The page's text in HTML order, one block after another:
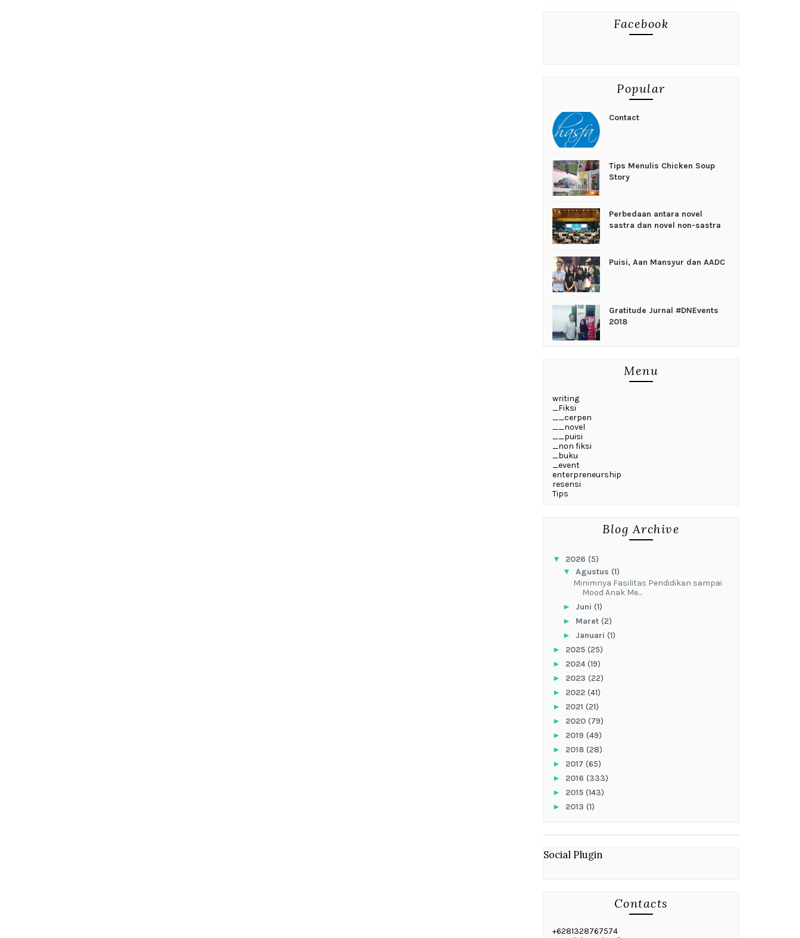
Facebook
Popular
Contact
Tips Menulis Chicken Soup
Story
Perbedaan antara novel
sastra dan novel non-sastra
Puisi, Aan Mansyur dan AADC
Gratitude Jurnal #DNEvents
2018
Menu
writing
_Fiksi
__cerpen
__novel
__puisi
_non fiksi
_buku
_event
enterpreneurship
resensi
Tips
Blog Archive
▼ 2026 (5)
▼ Agustus (1)
‎Minimnya Fasilitas Pendidikan sampai
Mood Anak Me...
► Juni (1)
► Maret (2)
► Januari (1)
► 2025 (25)
► 2024(19)
► 2023 (22)
► 2022 (41)
► 2021 (21)
► 2020 (79)
► 2019 (49)
► 2018 (28)
► 2017 (65)
► 2016 (333)
► 2015 (143)
► 2013 (1)
Social Plugin
Contacts
+6281328767574